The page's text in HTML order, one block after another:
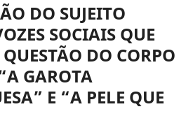
DO SUJEITO
SOCIAIS QUE
DO CORPO
GAROTA
E “A PELE QUE